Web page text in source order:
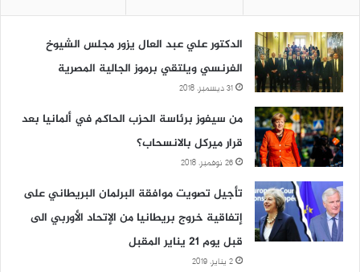
الدكتور علي عبد العال يزور مجلس الشيوخ
الفرنسي ويلتقي برموز الجالية المصرية
31 ديسمبر، 2018
من سيفوز برئاسة الحزب الحاكم في ألمانيا بعد
قرار ميركل بالانسحاب؟
26 نوفمبر، 2018
تأجيل تصويت موافقة البرلمان البريطاني على
إتفاقية خروج بريطانيا من الإتحاد الأوربي الى
قبل يوم 21 يناير المقبل
2 يناير، 2019